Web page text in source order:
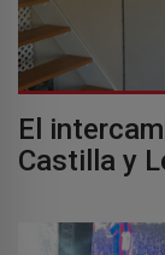
El
Castilla y